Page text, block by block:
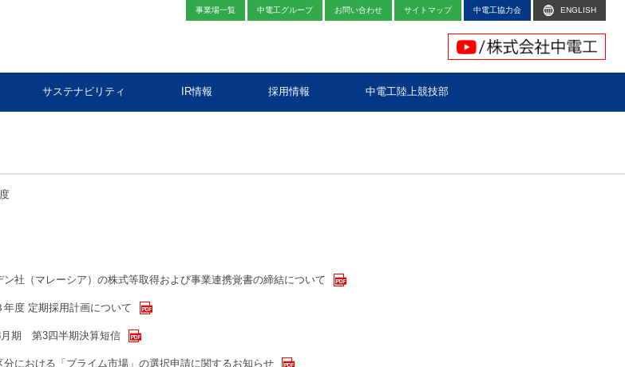
サステナビリティ IR情報 採用情報 中電工陸上競技部
事業場一覧 中電工グループ お問い合わせ サイトマップ 中電工協力会 ENGLISH
ン社（マレーシア）の株式等取得および事業連携覚書の締結について
年度 定期採用計画について
月期 第3四半期決算短信
分における「プライム市場」の選択申請に関するお知らせ